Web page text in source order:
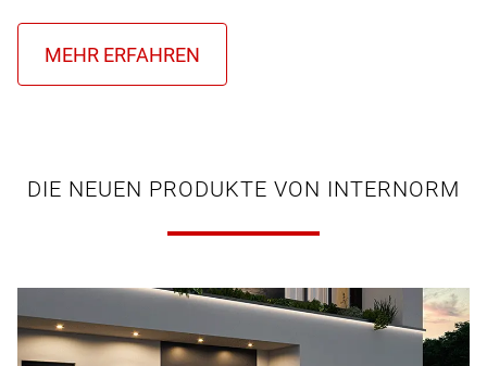
DIE NEUEN PRODUKTE VON INTERNORM